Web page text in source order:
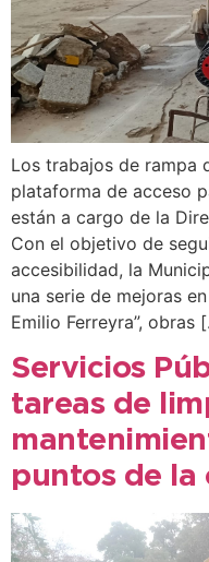
Los trabajos de rampa
plataforma de acceso
están a cargo de la
Con el objetivo de
accesibilidad, la
una serie de mejoras
Emilio Ferreyra”, obras
Servicios
tareas de
puntos de la